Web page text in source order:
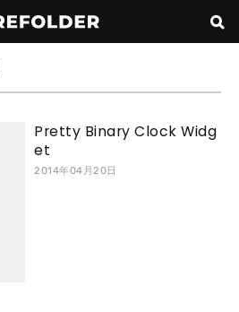
Pretty Binary Clock Widg
et
2014年04月20日